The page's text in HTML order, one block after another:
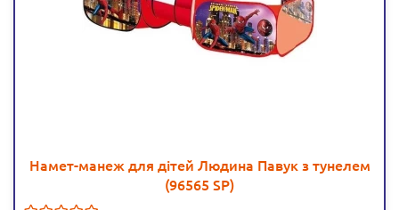
Намет-манеж для дітей Людина Павук з тунелем
(96565 SP)